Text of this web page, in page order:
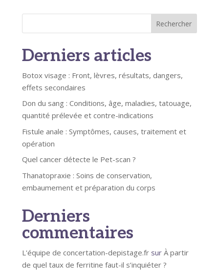
Rechercher
Derniers articles
Botox visage : Front, lèvres, résultats, dangers,
effets secondaires
Don du sang : Conditions, âge, maladies, tatouage,
quantité prélevée et contre-indications
Fistule anale : Symptômes, causes, traitement et
opération
Quel cancer détecte le Pet-scan ?
Thanatopraxie : Soins de conservation,
embaumement et préparation du corps
Derniers
commentaires
L'équipe de concertation-depistage.frsur À partir
de quel taux de ferritine faut-il s’inquiéter ?